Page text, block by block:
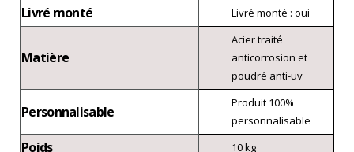
Livré monté Livré monté : oui
Matière
Acier traité
anticorrosion et
poudré anti-uv
Personnalisable
Produit 100%
personnalisable
Poids 10 kg